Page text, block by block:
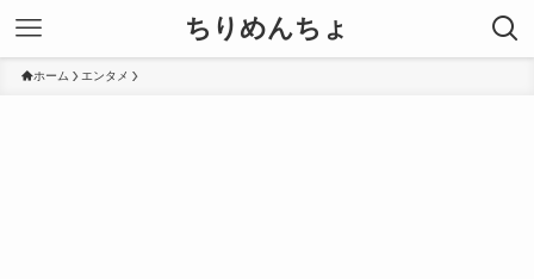
ちりめんちょ
ホーム エンタメ